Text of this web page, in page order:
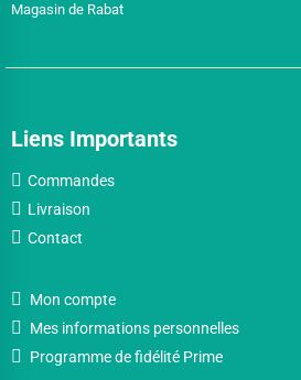
Magasin de Rabat
Liens Importants
Commandes
Livraison
Contact
Mon compte
Mes informations personnelles
Programme de fidélité Prime